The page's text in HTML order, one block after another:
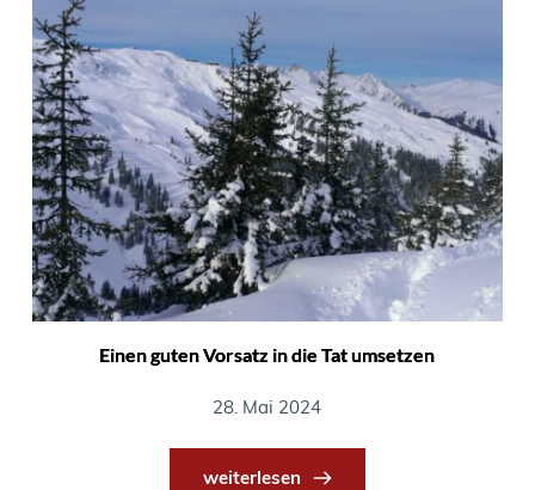
Einen guten Vorsatz in die Tat umsetzen
28. Mai 2024
weiterlesen